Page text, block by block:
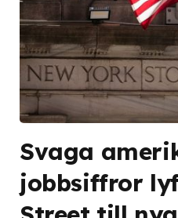
Svaga
jobbsiffror